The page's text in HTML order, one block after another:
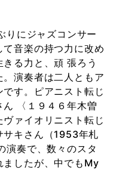
りにジャズコンサー
て音楽の持つ力に改め
る力と、頑 張ろう
演奏者は二人ともア
す。ピアニスト転じ
〈１９４６年木曽
ァイオリニスト転じ
サキさん（1953年札
演奏で、数々のスタ
ましたが、中でもMy